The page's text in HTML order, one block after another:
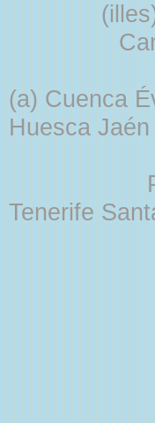
(a) Cuenca
Huesca
Tenerife